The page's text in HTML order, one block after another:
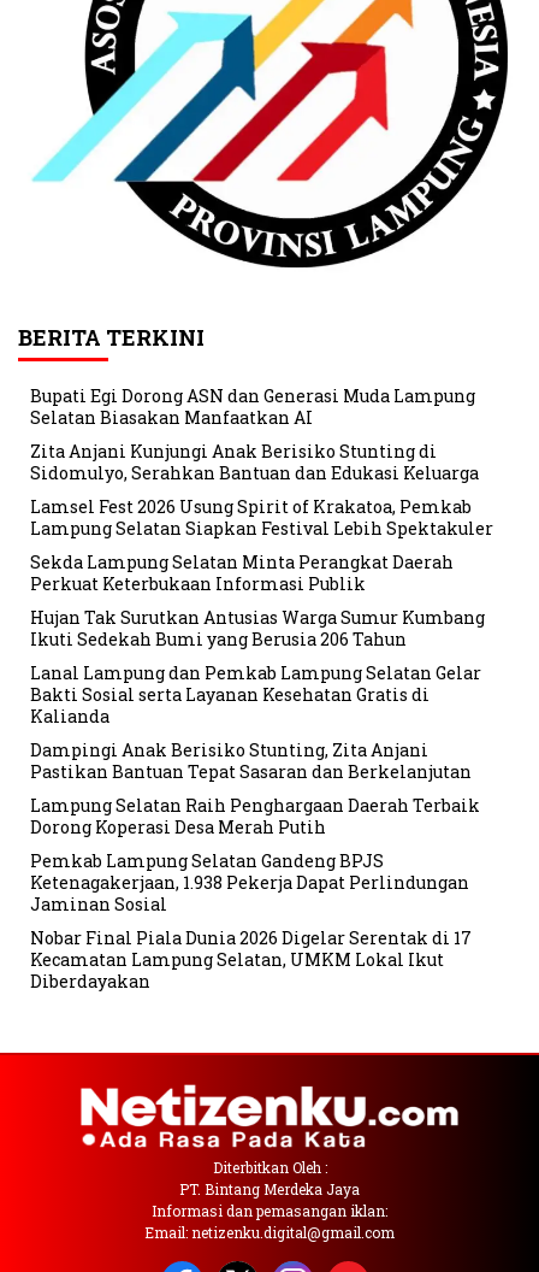
BERITA TERKINI
Bupati Egi Dorong ASN dan Generasi Muda Lampung
Selatan Biasakan Manfaatkan AI
Zita Anjani Kunjungi Anak Berisiko Stunting di
Sidomulyo, Serahkan Bantuan dan Edukasi Keluarga
Lamsel Fest 2026 Usung Spirit of Krakatoa, Pemkab
Lampung Selatan Siapkan Festival Lebih Spektakuler
Sekda Lampung Selatan Minta Perangkat Daerah
Perkuat Keterbukaan Informasi Publik
Hujan Tak Surutkan Antusias Warga Sumur Kumbang
Ikuti Sedekah Bumi yang Berusia 206 Tahun
Lanal Lampung dan Pemkab Lampung Selatan Gelar
Bakti Sosial serta Layanan Kesehatan Gratis di
Kalianda
Dampingi Anak Berisiko Stunting, Zita Anjani
Pastikan Bantuan Tepat Sasaran dan Berkelanjutan
Lampung Selatan Raih Penghargaan Daerah Terbaik
Dorong Koperasi Desa Merah Putih
Pemkab Lampung Selatan Gandeng BPJS
Ketenagakerjaan, 1.938 Pekerja Dapat Perlindungan
Jaminan Sosial
Nobar Final Piala Dunia 2026 Digelar Serentak di 17
Kecamatan Lampung Selatan, UMKM Lokal Ikut
Diberdayakan
Diterbitkan Oleh :
PT. Bintang Merdeka Jaya
Informasi dan pemasangan iklan:
Email: netizenku.digital@gmail.com